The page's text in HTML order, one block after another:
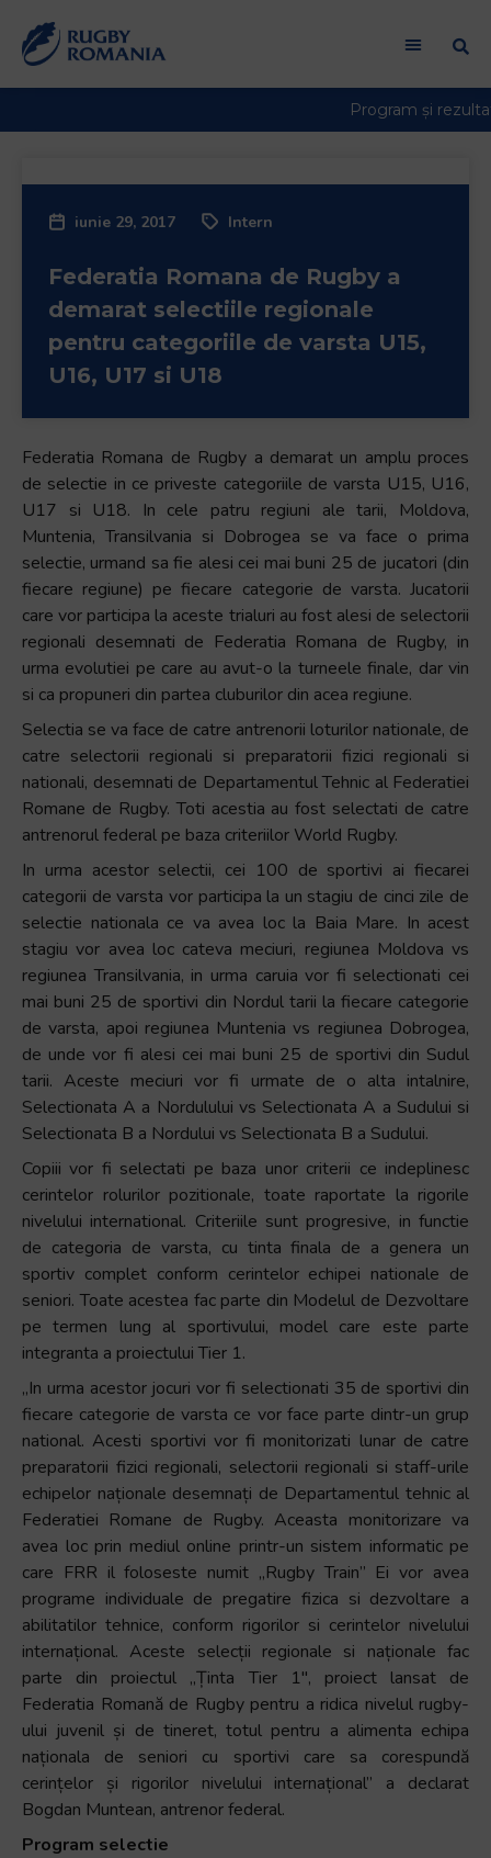
in
Accessibility
press
"Ctrl
This
shortcut
activates
the
screen
reader
help
you
navigate
and
with
the
content.
iunie 29, 2017 Intern
Federatia Romana de Rugby a
demarat selectiile regionale
pentru categoriile de varsta U15,
U16, U17 si U18
Federatia Romana de Rugby a demarat un amplu proces
de selectie in ce priveste categoriile de varsta U15, U16,
U17 si U18. In cele patru regiuni ale tarii, Moldova,
Muntenia, Transilvania si Dobrogea se va face o prima
selectie, urmand sa fie alesi cei mai buni 25 de jucatori (din
fiecare regiune) pe fiecare categorie de varsta. Jucatorii
care vor participa la aceste trialuri au fost alesi de selectorii
regionali desemnati de Federatia Romana de Rugby, in
urma evolutiei pe care au avut-o la turneele finale, dar vin
si ca propuneri din partea cluburilor din acea regiune.
Selectia se va face de catre antrenorii loturilor nationale, de
catre selectorii regionali si preparatorii fizici regionali si
nationali, desemnati de Departamentul Tehnic al Federatiei
Romane de Rugby. Toti acestia au fost selectati de catre
antrenorul federal pe baza criteriilor World Rugby.
In urma acestor selectii, cei 100 de sportivi ai fiecarei
categorii de varsta vor participa la un stagiu de cinci zile de
selectie nationala ce va avea loc la Baia Mare. In acest
stagiu vor avea loc cateva meciuri, regiunea Moldova vs
regiunea Transilvania, in urma caruia vor fi selectionati cei
mai buni 25 de sportivi din Nordul tarii la fiecare categorie
de varsta, apoi regiunea Muntenia vs regiunea Dobrogea,
de unde vor fi alesi cei mai buni 25 de sportivi din Sudul
tarii. Aceste meciuri vor fi urmate de o alta intalnire,
Selectionata A a Nordulului vs Selectionata A a Sudului si
Selectionata B a Nordului vs Selectionata B a Sudului.
Copiii vor fi selectati pe baza unor criterii ce indeplinesc
cerintelor rolurilor pozitionale, toate raportate la rigorile
nivelului international. Criteriile sunt progresive, in functie
de categoria de varsta, cu tinta finala de a genera un
sportiv complet conform cerintelor echipei nationale de
seniori. Toate acestea fac parte din Modelul de Dezvoltare
pe termen lung al sportivului, model care este parte
integranta a proiectului Tier 1.
„In urma acestor jocuri vor fi selectionati 35 de sportivi din
fiecare categorie de varsta ce vor face parte dintr-un grup
national. Acesti sportivi vor fi monitorizati lunar de catre
preparatorii fizici regionali, selectorii regionali si staff-urile
echipelor naționale desemnați de Departamentul tehnic al
Federatiei Romane de Rugby. Aceasta monitorizare va
avea loc prin mediul online printr-un sistem informatic pe
care FRR il foloseste numit „Rugby Train” Ei vor avea
programe individuale de pregatire fizica si dezvoltare a
abilitatilor tehnice, conform rigorilor si cerintelor nivelului
internațional. Aceste selecții regionale si naționale fac
parte din proiectul „Ținta Tier 1″, proiect lansat de
Federatia Romană de Rugby pentru a ridica nivelul rugby-
ului juvenil și de tineret, totul pentru a alimenta echipa
naționala de seniori cu sportivi care sa corespundă
cerințelor și rigorilor nivelului internațional” a declarat
Bogdan Muntean, antrenor federal.
Program selectie